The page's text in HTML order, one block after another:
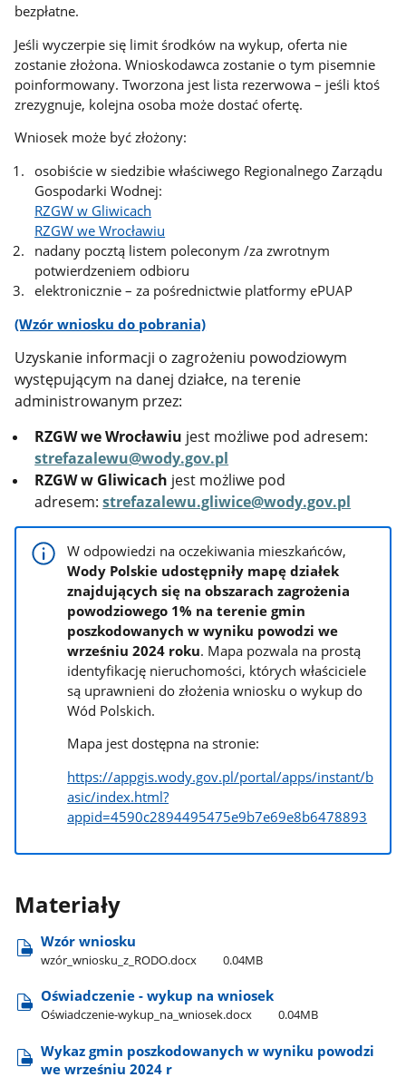
bezpłatne.
Jeśli wyczerpie się limit środków na wykup, oferta nie
zostanie złożona. Wnioskodawca zostanie o tym pisemnie
poinformowany. Tworzona jest lista rezerwowa – jeśli ktoś
zrezygnuje, kolejna osoba może dostać ofertę.
Wniosek może być złożony:
osobiście w siedzibie właściwego Regionalnego Zarządu
Gospodarki Wodnej:
RZGW w Gliwicach
RZGW we Wrocławiu
nadany pocztą listem poleconym /za zwrotnym
potwierdzeniem odbioru
elektronicznie – za pośrednictwie platformy ePUAP
(Wzór wniosku do pobrania)
Uzyskanie informacji o zagrożeniu powodziowym
występującym na danej działce, na terenie
administrowanym przez:
RZGW we Wrocławiu jest możliwe pod adresem:
strefazalewu@wody.gov.pl
RZGW w Gliwicach jest możliwe pod
adresem:strefazalewu.gliwice@wody.gov.pl
W odpowiedzi na oczekiwania mieszkańców,
Wody Polskie udostępniły mapę działek
znajdujących się na obszarach zagrożenia
powodziowego 1% na terenie gmin
poszkodowanych w wyniku powodzi we
wrześniu 2024 roku. Mapa pozwala na prostą
identyfikację nieruchomości, których właściciele
są uprawnieni do złożenia wniosku o wykup do
Wód Polskich.
Mapa jest dostępna na stronie:
https://appgis.wody.gov.pl/portal/apps/instant/b
asic/index.html?
appid=4590c2894495475e9b7e69e8b6478893
Materiały
Wzór wniosku
wzór​_wniosku​_z​_RODO.docx 0.04MB
Oświadczenie - wykup na wniosek
Oświadczenie-wykup​_na​_wniosek.docx 0.04MB
Wykaz gmin poszkodowanych w wyniku powodzi
we wrześniu 2024 r